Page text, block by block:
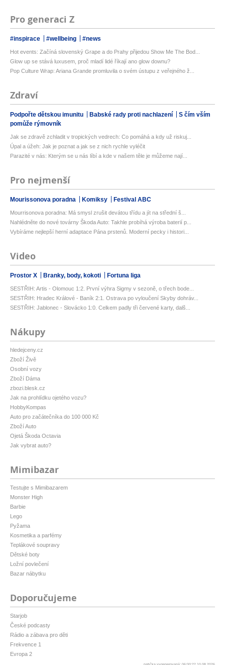
Pro generaci Z
#inspirace #wellbeing #news
Hot events: Začíná slovenský Grape a do Prahy přijedou Show Me The Bod...
Glow up se stává luxusem, proč mladí lidé říkají ano glow downu?
Pop Culture Wrap: Ariana Grande promluvila o svém ústupu z veřejného ž...
Zdraví
Podpořte dětskou imunitu Babské rady proti nachlazení
S čím vším
pomůže rýmovník
Jak se zdravě zchladit v tropických vedrech: Co pomáhá a kdy už riskuj...
Úpal a úžeh: Jak je poznat a jak se z nich rychle vyléčit
Parazité v nás: Kterým se u nás líbí a kde v našem těle je můžeme nají...
Pro nejmenší
Mourissonova poradna Komiksy Festival ABC
Mourrisonova poradna: Má smysl zrušit devátou třídu a jít na střední š...
Nahlédněte do nové továrny Škoda Auto: Takhle probíhá výroba baterií p...
Vybíráme nejlepší herní adaptace Pána prstenů. Moderní pecky i histori...
Video
Prostor X Branky, body, kokoti Fortuna liga
SESTŘIH: Artis - Olomouc 1:2. První výhra Sigmy v sezoně, o třech bode...
SESTŘIH: Hradec Králové - Baník 2:1. Ostrava po vyloučení Skyby dohráv...
SESTŘIH: Jablonec - Slovácko 1:0. Celkem padly tři červené karty, dalš...
Nákupy
hledejceny.cz
Zboží Živě
Osobní vozy
Zboží Dáma
zbozi.blesk.cz
Jak na prohlídku ojetého vozu?
HobbyKompas
Auto pro začátečníka do 100 000 Kč
Zboží Auto
Ojetá Škoda Octavia
Jak vybrat auto?
Mimibazar
Testujte s Mimibazarem
Monster High
Barbie
Lego
Pyžama
Kosmetika a parfémy
Teplákové soupravy
Dětské boty
Ložní povlečení
Bazar nábytku
Doporučujeme
Starjob
České podcasty
Rádio a zábava pro děti
Frekvence 1
Evropa 2
patička vygenerovaná: 06:00:22 10.08.2026